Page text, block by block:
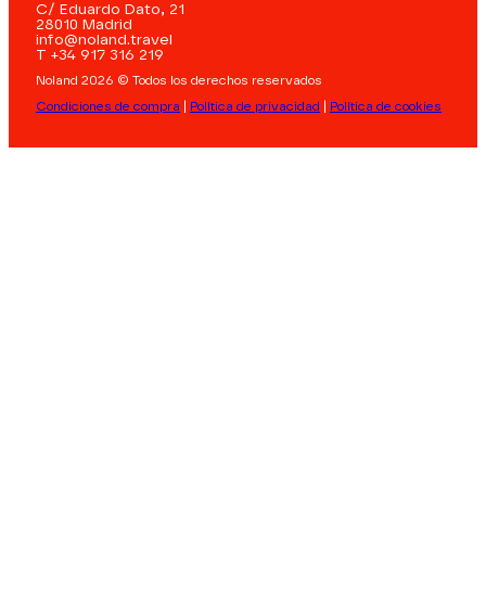
C/ Eduardo Dato, 21
28010 Madrid
info@noland.travel
T +34 917 316 219
Noland 2026 © Todos los derechos reservados
Condiciones de compra
Política de privacidad Política de cookies